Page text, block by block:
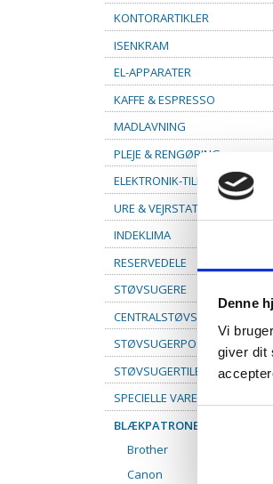
Denne
Vi
giver dit
KONTORARTIKLER
ISENKRAM
EL-APPARATER
KAFFE & ESPRESSO
MADLAVNING
PLEJE & RENGØRING
ELEKTRONIK-TILBEHØR
URE & VEJRSTATIONER
INDEKLIMA
RESERVEDELE
STØVSUGERE
CENTRALSTØVSUGER
STØVSUGERPOSER
STØVSUGERTILBEHØR
SPECIELLE VARER
BLÆKPATRONER
Brother
Canon